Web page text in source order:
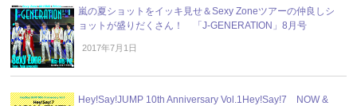
嵐の夏ショットをイッキ見せ＆Sexy Zoneツアーの仲良しシ
ョットが盛りだくさん！ 「J-GENERATION」8月号
2017年7月1日
Hey!Say!JUMP 10th Anniversary Vol.1Hey!Say!7 NOW &